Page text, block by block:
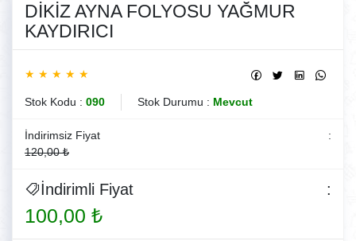
DİKİZ AYNA FOLYOSU YAĞMUR
KAYDIRICI
★ ★ ★ ★ ★
Stok Kodu : 090 Stok Durumu : Mevcut
İndirimsiz Fiyat
:
120,00 ₺
İndirimli Fiyat :
100,00 ₺